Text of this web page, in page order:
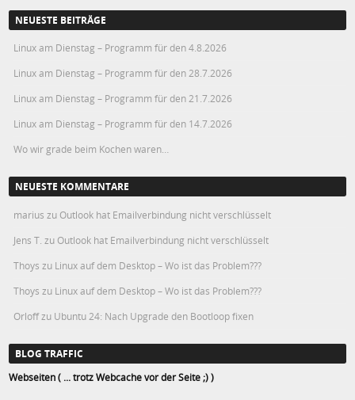
NEUESTE BEITRÄGE
Linux am Dienstag – Programm für den 4.8.2026
Linux am Dienstag – Programm für den 28.7.2026
Linux am Dienstag – Programm für den 21.7.2026
Linux am Dienstag – Programm für den 14.7.2026
Wo wir grade beim Kochen waren…
NEUESTE KOMMENTARE
marius zu Outlook hat Emailverbindung nicht verschlüsselt
Jens T. zu Outlook hat Emailverbindung nicht verschlüsselt
Thoys zu Linux auf dem Desktop – Wo ist das Problem???
Thoys zu Linux auf dem Desktop – Wo ist das Problem???
Orloffzu Ubuntu 24: Nach Upgrade den Bootloop fixen
BLOG TRAFFIC
Webseiten ( ... trotz Webcache vor der Seite ;) )